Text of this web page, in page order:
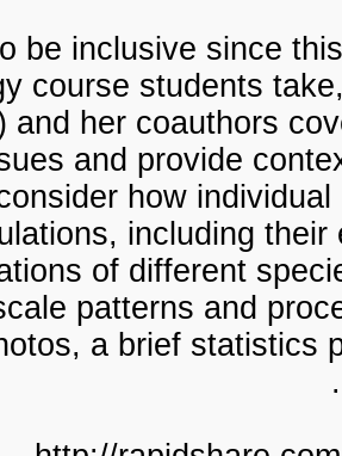
Aiming to be
ecology course
Brook) and her
issues and
sections consider how
plant populations,
populations of
larger-scale
b&w photos, a brief